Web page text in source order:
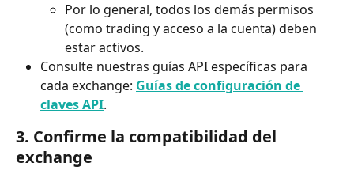
Por lo general, todos los demás permisos
(como trading y acceso a la cuenta) deben
estar activos.
Consulte nuestras guías API específicas para
cada exchange: Guías de configuración de
claves API.
3. Confirme la compatibilidad del
exchange